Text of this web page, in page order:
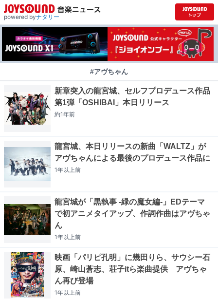
powered byナタリー
#アヴちゃん
新章突入の龍宮城、セルフプロデュース作品
第1弾「OSHIBAI」本日リリース
約1年前
龍宮城、本日リリースの新曲「WALTZ」が
アヴちゃんによる最後のプロデュース作品に
1年以上前
龍宮城が「黒執事 -緑の魔女編-」EDテーマ
で初アニメタイアップ、作詞作曲はアヴちゃ
ん
1年以上前
映画「パリピ孔明」に幾田りら、サウシー石
原、崎山蒼志、荘子itら楽曲提供 アヴちゃ
ん再び登場
1年以上前